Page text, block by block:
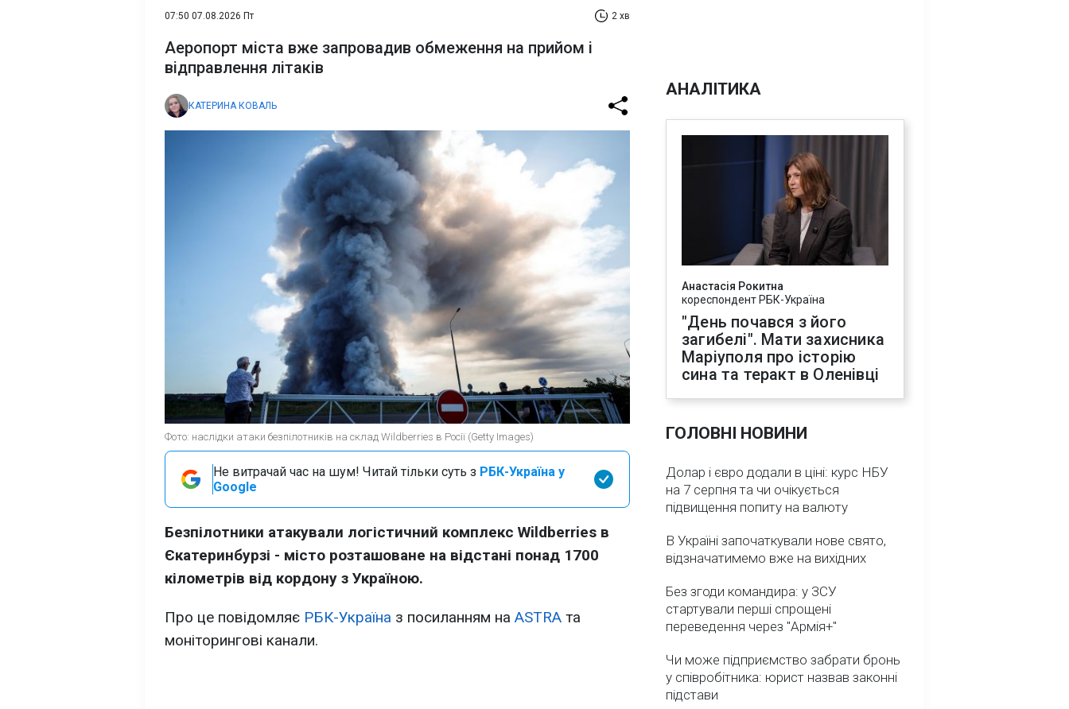
07:50 07.08.2026 Пт 2 хв
Аеропорт міста вже запровадив обмеження на прийом і
відправлення літаків
КАТЕРИНА КОВАЛЬ
Фото: наслідки атаки безпілотників на склад Wildberries в Росії (Getty Images)
Не витрачай час на шум! Читай тільки суть з РБК-Україна у
Google
Безпілотники атакували логістичний комплекс Wildberries в
Єкатеринбурзі - місто розташоване на відстані понад 1700
кілометрів від кордону з Україною.
Про це повідомляє РБК-Україна з посиланням на ASTRA та
моніторингові канали.
АНАЛІТИКА
Анастасія Рокитна
кореспондент РБК-Україна
"День почався з його
загибелі". Мати захисника
Маріуполя про історію
сина та теракт в Оленівці
ГОЛОВНІ НОВИНИ
Долар і євро додали в ціні: курс НБУ
на 7 серпня та чи очікується
підвищення попиту на валюту
В Україні започаткували нове свято,
відзначатимемо вже на вихідних
Без згоди командира: у ЗСУ
стартували перші спрощені
переведення через "Армія+"
Чи може підприємство забрати бронь
у співробітника: юрист назвав законні
підстави